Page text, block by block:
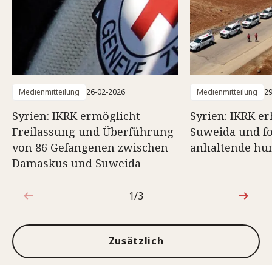
Medienmitteilung 26-02-2026
Syrien: IKRK ermöglicht
Freilassung und Überführung
von 86 Gefangenen zwischen
Damaskus und Suweida
Medienmitteilung
Syrien: IKRK
Suweida und
anhaltende
1von3
1/3
Zusätzlich